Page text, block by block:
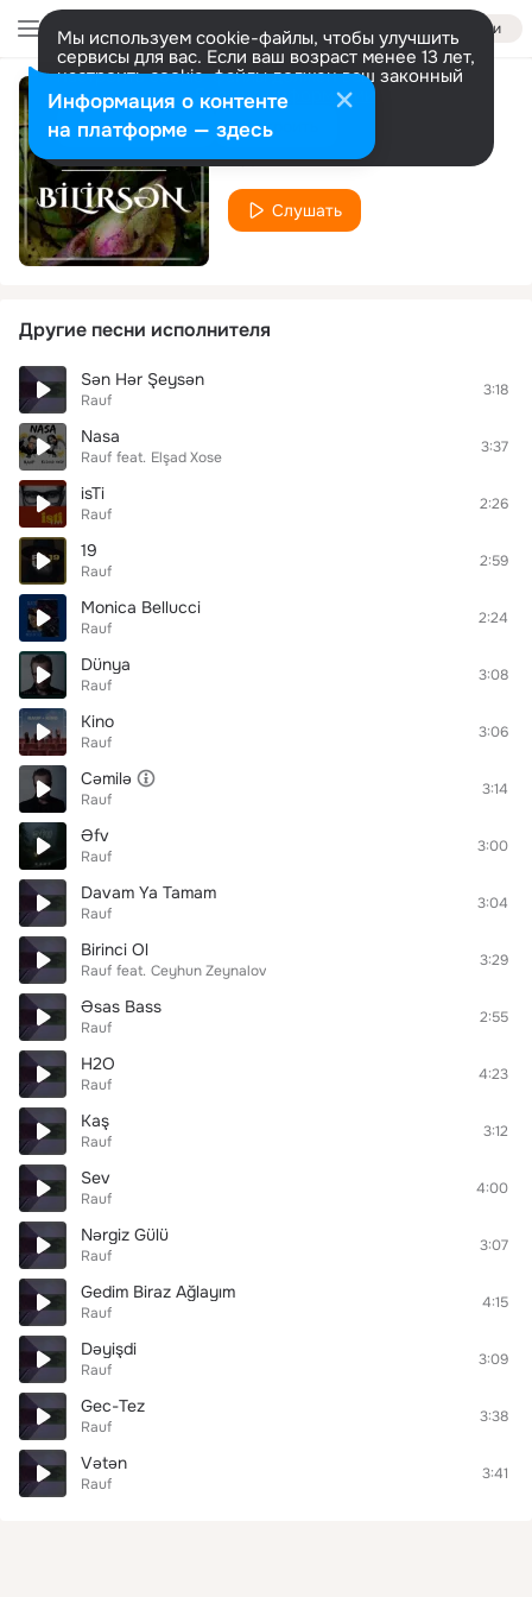
Войти
Мы используем cookie-файлы, чтобы улучшить
сервисы для вас. Если ваш возраст менее 13 лет,
настроить cookie-файлы должен ваш законный
представитель. Больше информации
Разрешить все Настроить
Bilirsən
Rauf
Слушать
Другие песни исполнителя
Sən Hər Şeysən
Rauf
3:18
Nasa
Rauf feat. Elşad Xose
3:37
isTi
Rauf
2:26
19
Rauf
2:59
Monica Bellucci
Rauf
2:24
Dünya
Rauf
3:08
Kino
Rauf
3:06
Cəmilə
Rauf
3:14
Əfv
Rauf
3:00
Davam Ya Tamam
Rauf
3:04
Birinci Ol
Rauf feat. Ceyhun Zeynalov
3:29
Əsas Bass
Rauf
2:55
H2O
Rauf
4:23
Kaş
Rauf
3:12
Sev
Rauf
4:00
Nərgiz Gülü
Rauf
3:07
Gedim Biraz Ağlayım
Rauf
4:15
Dəyişdi
Rauf
3:09
Gec-Tez
Rauf
3:38
Vətən
Rauf
3:41
Информация о контенте
на платформе — здесь